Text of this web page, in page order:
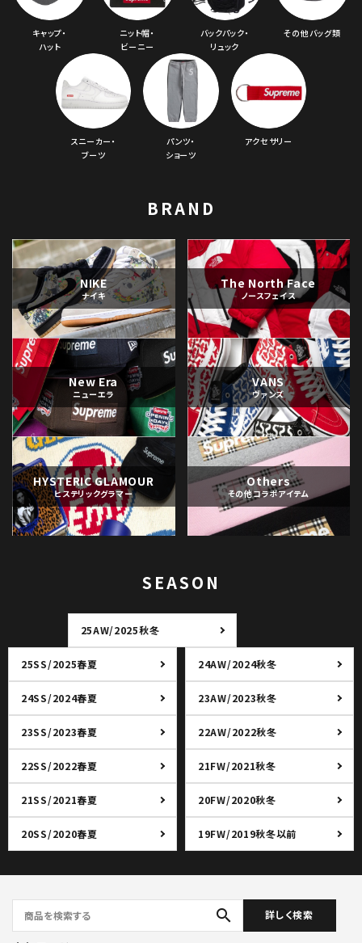
キャップ・
ハット
ニット帽・
ビーニー
バックパック・
リュック
その他バッグ類
スニーカー・
ブーツ
パンツ・
ショーツ
アクセサリー
BRAND
NIKE
ナイキ
The North Face
ノースフェイス
New Era
ニューエラ
VANS
ヴァンズ
HYSTERIC GLAMOUR
ヒステリックグラマー
Others
その他コラボアイテム
SEASON
25AW/2025秋冬
25SS/2025春夏 24AW/2024秋冬
24SS/2024春夏 23AW/2023秋冬
23SS/2023春夏 22AW/2022秋冬
22SS/2022春夏 21FW/2021秋冬
21SS/2021春夏 20FW/2020秋冬
20SS/2020春夏 19FW/2019秋冬以前
search 詳しく検索